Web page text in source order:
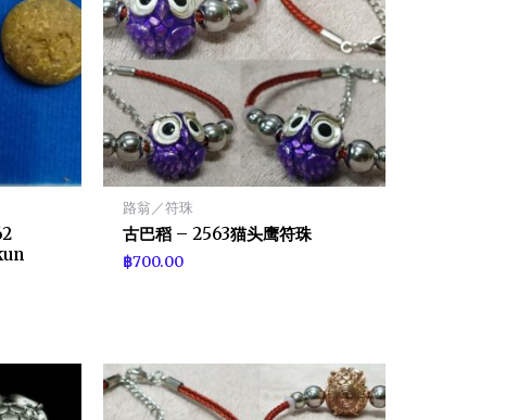
路翁／符珠
古巴稻 – 2563猫头鹰符珠
฿700.00